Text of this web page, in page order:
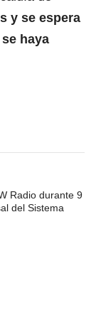
y se espera
haya
Radio durante 9
del Sistema